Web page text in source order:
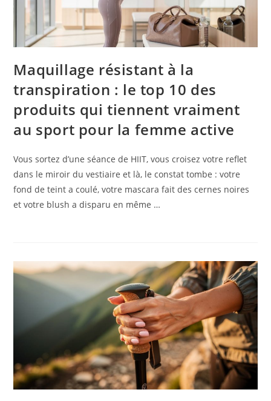
Maquillage résistant à la
transpiration : le top 10 des
produits qui tiennent vraiment
au sport pour la femme active
Vous sortez d’une séance de HIIT, vous croisez votre reflet
dans le miroir du vestiaire et là, le constat tombe : votre
fond de teint a coulé, votre mascara fait des cernes noires
et votre blush a disparu en même …